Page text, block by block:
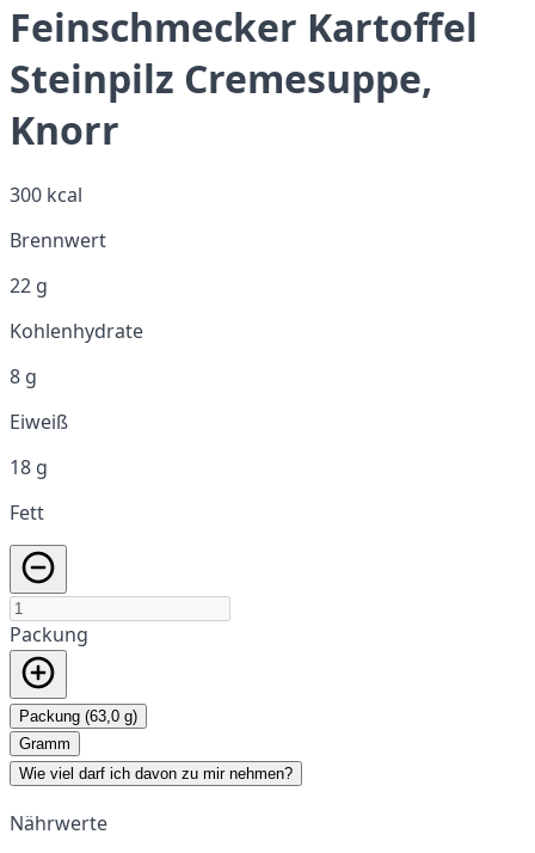
Feinschmecker Kartoffel
Steinpilz Cremesuppe,
Knorr
300 kcal
Brennwert
22 g
Kohlenhydrate
8 g
Eiweiß
18 g
Fett
Packung
Packung (63,0 g)
Gramm
Wie viel darf ich davon zu mir nehmen?
Nährwerte